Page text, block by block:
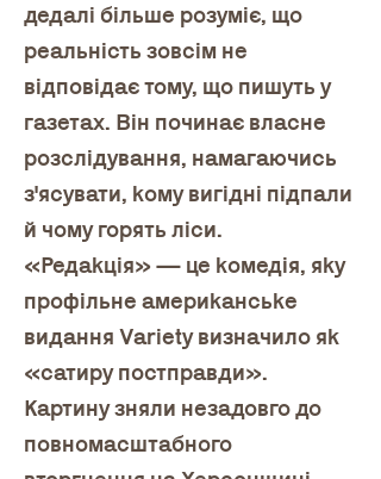
дедалі більше розуміє, що
реальність зовсім не
відповідає тому, що пишуть у
газетах. Він починає власне
розслідування, намагаючись
з'ясувати, кому вигідні підпали
й чому горять ліси.
«Редакція» — це комедія, яку
профільне американське
видання Variety визначило як
«сатиру постправди».
Картину зняли незадовго до
повномасштабного